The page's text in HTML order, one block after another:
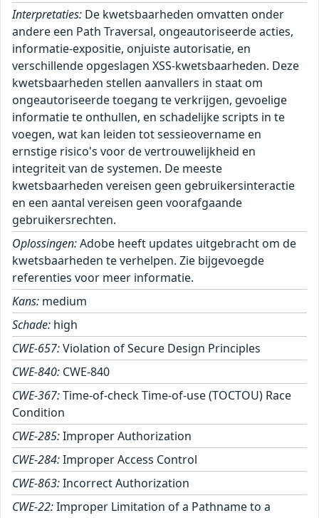
Interpretaties: De kwetsbaarheden omvatten onder
andere een Path Traversal, ongeautoriseerde acties,
informatie-expositie, onjuiste autorisatie, en
verschillende opgeslagen XSS-kwetsbaarheden. Deze
kwetsbaarheden stellen aanvallers in staat om
ongeautoriseerde toegang te verkrijgen, gevoelige
informatie te onthullen, en schadelijke scripts in te
voegen, wat kan leiden tot sessieovername en
ernstige risico's voor de vertrouwelijkheid en
integriteit van de systemen. De meeste
kwetsbaarheden vereisen geen gebruikersinteractie
en een aantal vereisen geen voorafgaande
gebruikersrechten.
Oplossingen:Adobe heeft updates uitgebracht om de
kwetsbaarheden te verhelpen. Zie bijgevoegde
referenties voor meer informatie.
Kans: medium
Schade: high
CWE-657:Violation of Secure Design Principles
CWE-840: CWE-840
CWE-367:Time-of-check Time-of-use (TOCTOU) Race
Condition
CWE-285:Improper Authorization
CWE-284:Improper Access Control
CWE-863:Incorrect Authorization
CWE-22:Improper Limitation of a Pathname to a